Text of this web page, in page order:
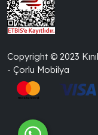
Copyright © 2023
- Çorlu Mobilya